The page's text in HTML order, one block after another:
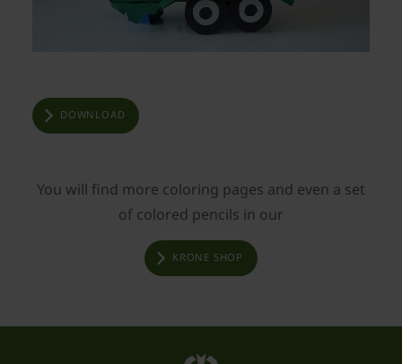
DOWNLOAD
You will find more coloring pages and even a set
of colored pencils in our
KRONE SHOP